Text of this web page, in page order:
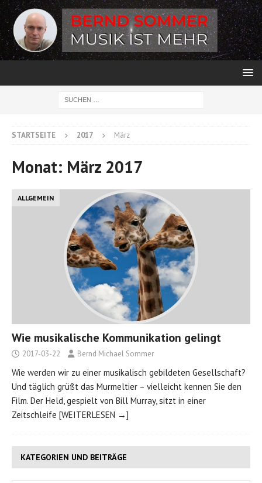
STARTSEITE 2017 März
Monat: März 2017
ALLGEMEIN
Wie musikalische Kommunikation gelingt
2017-03-22 Bernd Michael Sommer
Wie werden wir zu einer musikalisch gebildeten Gesellschaft?
Und täglich grüßt das Murmeltier – vielleicht kennen Sie den
Film. Der Held, gespielt von Bill Murray, sitzt in einer
Zeitschleife [WEITERLESEN →]
KATEGORIEN UND BEITRÄGE